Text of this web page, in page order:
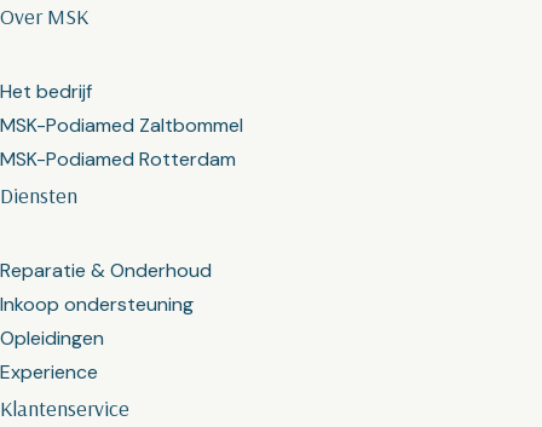
Klantenservice
Diensten
Reparatie & Onderhoud
Inkoop ondersteuning
Opleidingen
Experience
Over MSK
Het bedrijf
MSK-Podiamed Zaltbommel
MSK-Podiamed Rotterdam